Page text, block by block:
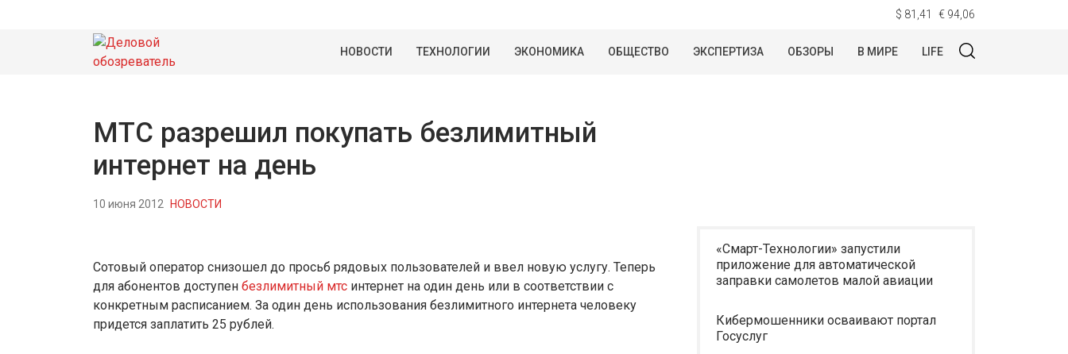
$ 81,41 € 94,06
НОВОСТИ ТЕХНОЛОГИИ ЭКОНОМИКА ОБЩЕСТВО ЭКСПЕРТИЗА ОБЗОРЫ В МИРЕ LIFE
МТС разрешил покупать безлимитный
интернет на день
10 июня 2012 НОВОСТИ
Сотовый оператор снизошел до просьб рядовых пользователей и ввел новую услугу. Теперь
для абонентов доступен безлимитный мтс интернет на один день или в соответствии с
конкретным расписанием. За один день использования безлимитного интернета человеку
придется заплатить 25 рублей.
«Смарт-Технологии» запустили
приложение для автоматической
заправки самолетов малой авиации
Кибермошенники осваивают портал
Госуслуг